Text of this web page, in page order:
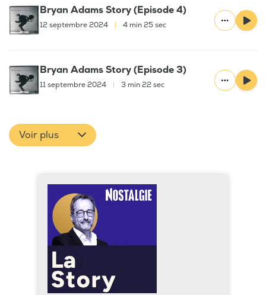
Bryan Adams Story (Episode 4)
12 septembre 2024 4 min 25 sec
Bryan Adams Story (Episode 3)
11 septembre 2024 3 min 22 sec
Voir plus